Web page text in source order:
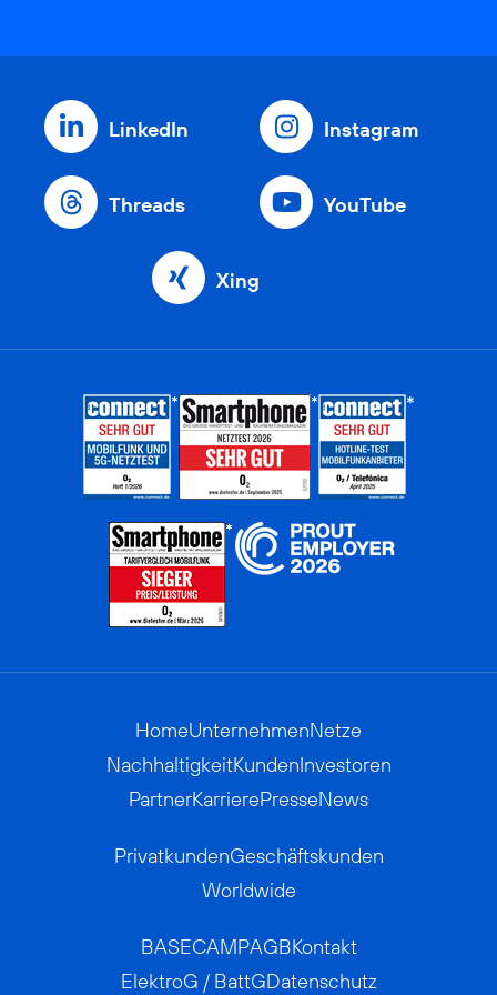
LinkedIn Instagram
Threads YouTube
Xing
HomeUnternehmenNetze
NachhaltigkeitKundenInvestoren
PartnerKarrierePresseNews
PrivatkundenGeschäftskunden
Worldwide
BASECAMPAGBKontakt
ElektroG / BattGDatenschutz